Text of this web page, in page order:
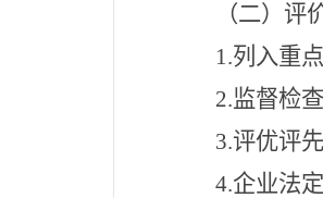
（二）评
1.列入重
2.监督检
3.评优评
4.企业法